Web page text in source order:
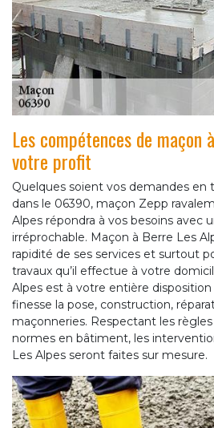
Les compétences de maçon
votre profit
Quelques soient vos demandes en
dans le 06390, maçon Zepp
Alpes répondra à vos besoins avec
irréprochable. Maçon à Berre Les
rapidité de ses services et surtout
travaux qu’il effectue à votre
Alpes est à votre entière
finesse la pose, construction,
maçonneries. Respectant les
normes en bâtiment, les
Les Alpes seront faites sur mesure.